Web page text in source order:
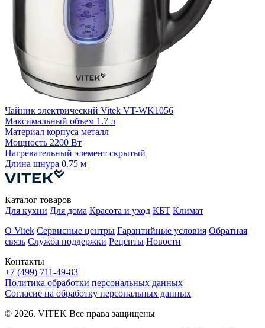
Чайник электрический Vitek VT-WK1056
Максимальный объем 1.7 л
Материал корпуса металл
Мощность 2200 Вт
Нагревательный элемент скрытый
Длина шнура 0.75 м
Контакты
+7 (499) 711-49-83
Каталог товаров
Для кухни Для дома Красота и уход КБТ Климат
О Vitek Сервисные центры Гарантийные условия Обратная
связь Служба поддержки Рецепты Новости
Политика обработки персональных данных
Согласие на обработку персональных данных
© 2026. VITEK Все права защищены